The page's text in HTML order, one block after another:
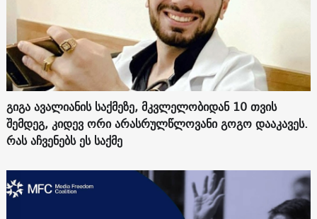
გიგა ავალიანის საქმეზე, მკვლელობიდან 10 თვის
შემდეგ, კიდევ ორი არასრულწლოვანი გოგო დააკავეს.
რას აჩვენებს ეს საქმე